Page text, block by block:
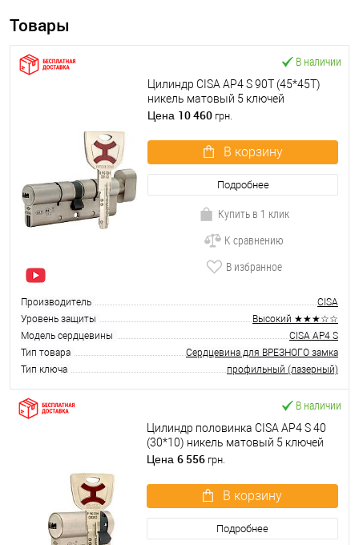
Товары
В наличии
Цилиндр CISA AP4 S 90T (45*45T)
никель матовый 5 ключей
Цена 10 460 грн.
В корзину
Подробнее
Купить в 1 клик
К сравнению
В избранное
Производитель
CISA
Уровень защиты
Высокий ★★★☆☆
Модель сердцевины
CISA AP4 S
Тип товара
Сердцевина для ВРЕЗНОГО замка
Тип ключа
профильный (лазерный)
В наличии
Цилиндр половинка CISA AP4 S 40
(30*10) никель матовый 5 ключей
Цена 6 556 грн.
В корзину
Подробнее